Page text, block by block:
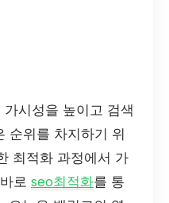
시성을 높이고 검색
순위를 차지하기 위
최적화 과정에서 가
로 seo최적화를 통